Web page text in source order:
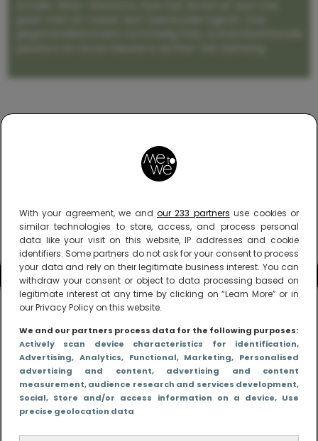
With your agreement, we and our 233 partners use cookies or
similar technologies to store, access, and process personal
data like your visit on this website, IP addresses and cookie
identifiers. Some partners do not ask for your consent to process
your data and rely on their legitimate business interest. You can
withdraw your consent or object to data processing based on
legitimate interest at any time by clicking on “Learn More” or in
our Privacy Policy on this website.
We and our partners process data for the following purposes:
Actively scan device characteristics for identification,
Advertising, Analytics, Functional, Marketing, Personalised
advertising and content, advertising and content
measurement, audience research and services development,
Social, Store and/or access information on a device, Use
precise geolocation data